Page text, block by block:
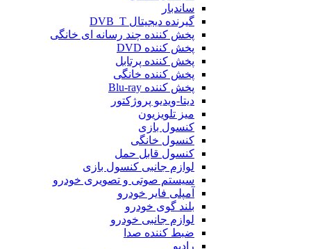
ساندبار
گیرنده دیجیتال DVB_T
پخش کننده چند رسانه ای خانگی
پخش کننده DVD
پخش کننده پرتابل
پخش کننده خانگی
پخش کننده Blu-ray
دیتا-ویدیو پروژکتور
میز تلویزیون
کنسول بازی
کنسول خانگی
کنسول قابل حمل
لوازم جانبی کنسول بازی
سیستم صوتی و تصویری خودرو
آمپلی فایر خودرو
بلند گوی خودرو
لوازم جانبی خودرو
ضبط کننده صدا
رادیو